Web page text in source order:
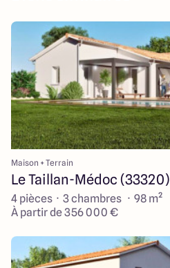
Maison + Terrain
Le Taillan-Médoc (33320)
4 pièces · 3 chambres · 98 m²
À partir de 356 000 €